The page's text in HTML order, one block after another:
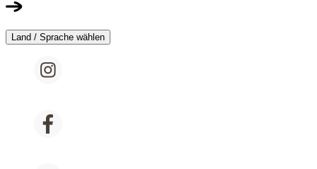
Land / Sprache wählen